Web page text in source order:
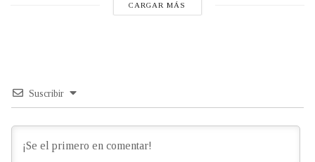
CARGAR MÁS
Suscribir